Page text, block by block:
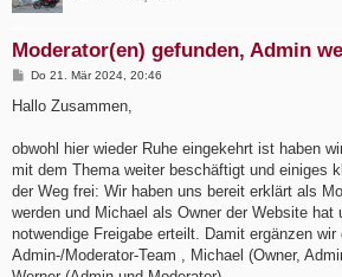
Moderator(en) gefunden, Admin
B
i
a
Do 21. Mär 2024, 20:46
Hallo Zusammen,
obwohl hier wieder Ruhe eingekehrt ist haben
mit dem Thema weiter beschäftigt und einiges
der Weg frei: Wir haben uns bereit erklärt als
werden und Michael als Owner der Website hat
notwendige Freigabe erteilt. Damit ergänzen wir
Admin-/Moderator-Team , Michael (Owner,